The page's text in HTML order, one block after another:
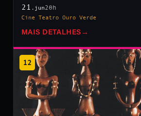
21 .jun20h
Cine Teatro Ouro Verde
MAIS DETALHES →
12